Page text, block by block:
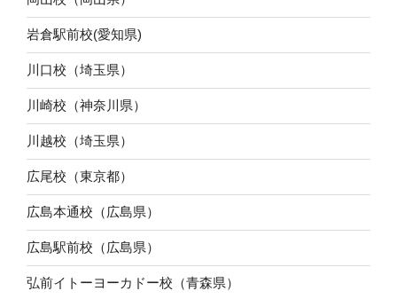
岩倉駅前校(愛知県)
川口校（埼玉県）
川崎校（神奈川県）
川越校（埼玉県）
広尾校（東京都）
広島本通校（広島県）
広島駅前校（広島県）
弘前イトーヨーカドー校（青森県）